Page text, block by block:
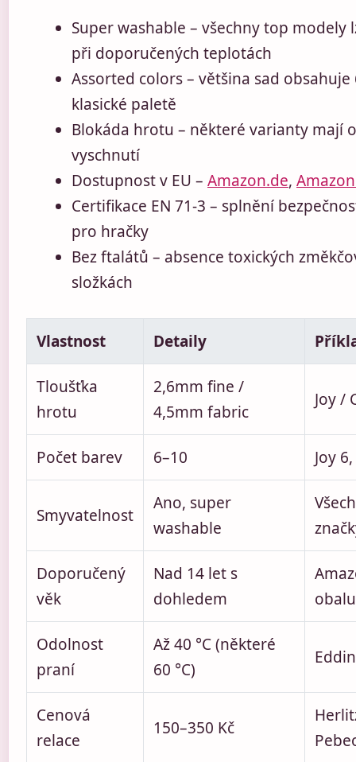
Super washable – všechny top modely
při doporučených teplotách
Assorted colors – většina sad obsahuje
klasické paletě
Blokáda hrotu – některé varianty mají
vyschnutí
Dostupnost v EU – Amazon.de,
Certifikace EN 71-3 – splnění
pro hračky
Bez ftalátů – absence toxických
složkách
Vlastnost Detaily
Tloušťka
hrotu
2,6mm fine /
4,5mm fabric
Joy /
Počet barev 6–10 Joy
Smyvatelnost
Ano, super
washable
Doporučený
věk
Nad 14 let s
dohledem
obalu
Odolnost
praní
Až 40 °C (některé
60 °C)
Cenová
relace
150–350 Kč